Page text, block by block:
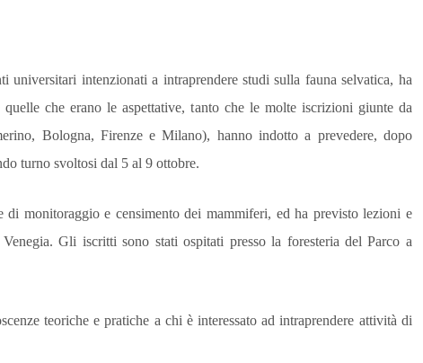
universitari intenzionati a intraprendere studi sulla fauna selvatica, ha
che erano le aspettative, tanto che le molte iscrizioni giunte da
Bologna, Firenze e Milano), hanno indotto a prevedere, dopo
turno svoltosi dal 5 al 9 ottobre.
di monitoraggio e censimento dei mammiferi, ed ha previsto lezioni e
Gli iscritti sono stati ospitati presso la foresteria del Parco a
teoriche e pratiche a chi è interessato ad intraprendere attività di